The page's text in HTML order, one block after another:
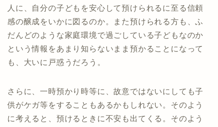
人に、自分の子どもを安心して預けられるに至る信頼
感の醸成をいかに図るのか。また預けられる方も、ふ
だんどのような家庭環境で過ごしている子どもなのか
という情報をあまり知らないまま預かることになって
も、大いに戸惑うだろう。
さらに、一時預かり時等に、故意ではないにしても子
供がケガ等をすることもあるかもしれない。そのよう
に考えると、預けるときに不安も出てくる。そのよう